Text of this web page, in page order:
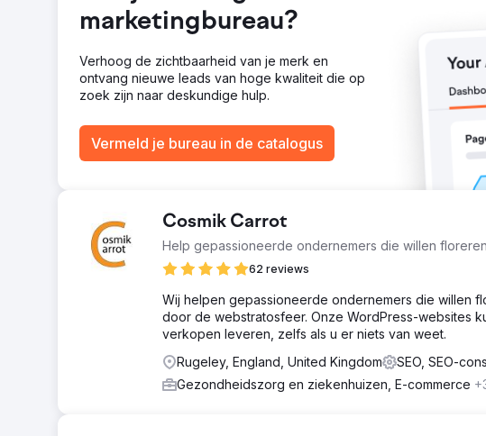
maanden. +1.100+ zoekwoordposities, waaronder 35 in de top 3 van
Naar bureaupagina
marketingbureau?
Verhoog de zichtbaarheid van je merk en
ontvang nieuwe leads van hoge kwaliteit die op
zoek zijn naar deskundige hulp.
Vermeld je bureau in de catalogus
Cosmik Carrot
Help gepassioneerde ondernemers die willen floreren
62 reviews
Wij helpen gepassioneerde ondernemers die willen
door de webstratosfeer. Onze WordPress-websites
verkopen leveren, zelfs als u er niets van weet.
Rugeley, England, United Kingdom
SEO, SEO-
Gezondheidszorg en ziekenhuizen, E-commerce